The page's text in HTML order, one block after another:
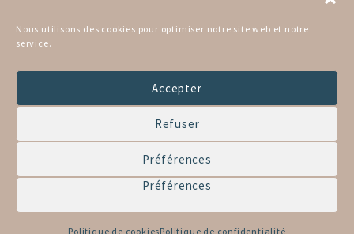
Nous utilisons des cookies pour optimiser notre site web et notre
service.
Accepter
Refuser
Préférences
Préférences
Politique de cookiesPolitique de confidentialité
Mon BLOG
mon Podcast